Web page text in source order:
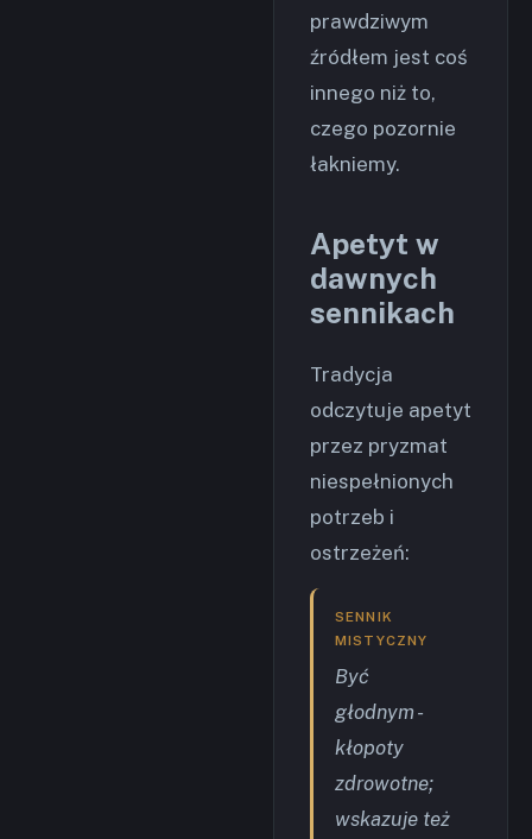
prawdziwym
źródłem jest coś
innego niż to,
czego pozornie
łakniemy.
Apetyt w
dawnych
sennikach
Tradycja
odczytuje apetyt
przez pryzmat
niespełnionych
potrzeb i
ostrzeżeń:
SENNIK
MISTYCZNY
Być
głodnym -
kłopoty
zdrowotne;
wskazuje też